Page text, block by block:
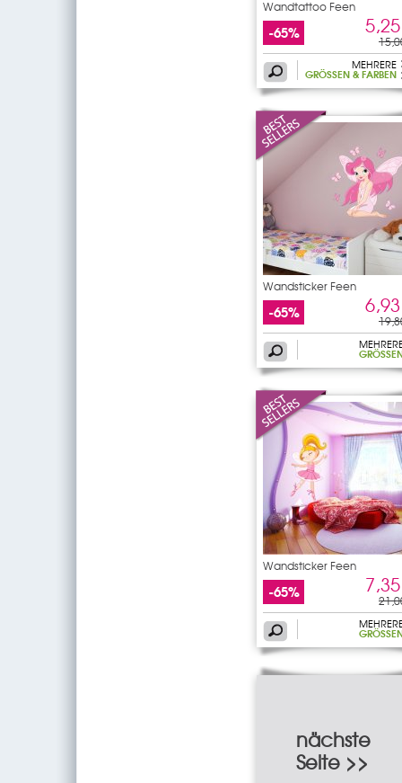
Wandtattoo Feen
-65%
MEHRERE
GRÖSSEN & FARBEN
Wandsticker Feen
-65%
GRÖSSEN
Wandsticker Feen
-65%
GRÖSSEN
nächste
Seite >>